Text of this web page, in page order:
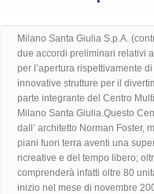
Milano Santa Giulia S.p.A.
due accordi preliminari relativi
per l’apertura rispettivamente
innovative strutture per il
parte integrante del Centro
Milano Santa Giulia.Questo
dall’ architetto Norman Foster,
piani fuori terra aventi una
ricreative e del tempo libero;
comprenderà infatti oltre 80
inizio nel mese di novembre